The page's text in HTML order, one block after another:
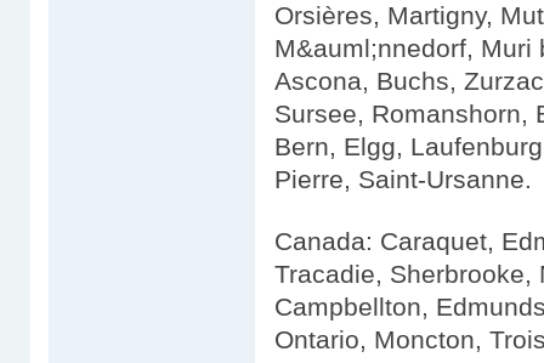
Orsières, Martigny,
M&auml;nnedorf, Muri
Ascona, Buchs,
Sursee, Romanshorn,
Bern, Elgg,
Pierre, Saint-Ursanne.
Canada: Caraquet,
Tracadie, Sherbrooke,
Campbellton,
Ontario, Moncton,